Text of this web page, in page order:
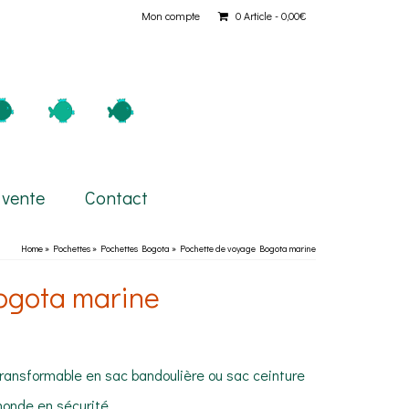
Mon compte 0 Article 0,00€
Contact
Home» Pochettes» Pochettes Bogota » Pochette de voyage Bogota marine
marine
en sac bandoulière ou sac ceinture
en sécurité